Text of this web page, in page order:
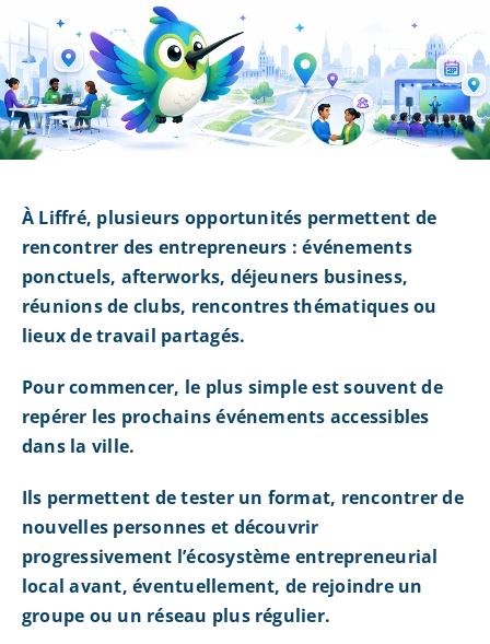
À Liffré, plusieurs opportunités permettent de
rencontrer des entrepreneurs : événements
ponctuels, afterworks, déjeuners business,
réunions de clubs, rencontres thématiques ou
lieux de travail partagés.
Pour commencer, le plus simple est souvent de
repérer les prochains événements accessibles
dans la ville.
Ils permettent de tester un format, rencontrer de
nouvelles personnes et découvrir
progressivement l’écosystème entrepreneurial
local avant, éventuellement, de rejoindre un
groupe ou un réseau plus régulier.